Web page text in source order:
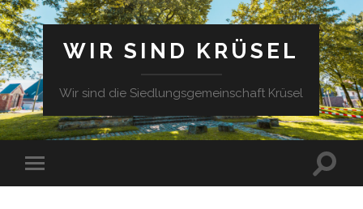
WIR SIND KRÜSEL
Wir sind die Siedlungsgemeinschaft Krüsel